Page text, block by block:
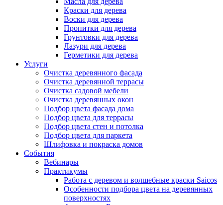
Краски для дерева
Воски для дерева
Пропитки для дерева
Грунтовки для дерева
Лазури для дерева
Герметики для дерева
Услуги
Очистка деревянного фасада
Очистка деревянной террасы
Очистка садовой мебели
Очистка деревянных окон
Подбор цвета фасада дома
Подбор цвета для террасы
Подбор цвета стен и потолка
Подбор цвета для паркета
Шлифовка и покраска домов
События
Вебинары
Практикумы
Работа с деревом и волшебные краски Saicos
Особенности подбора цвета на деревянных
поверхностях